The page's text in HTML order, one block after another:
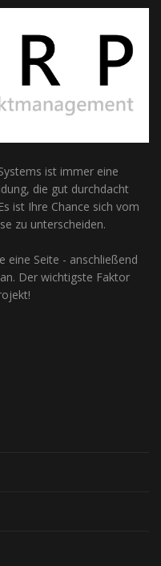
ist immer eine
die gut durchdacht
ist Ihre Chance sich vom
zu unterscheiden.
eine Seite - anschließend
Der wichtigste Faktor